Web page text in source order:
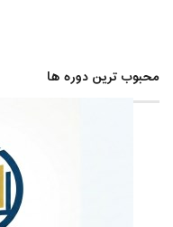
محبوب ترین دوره ها